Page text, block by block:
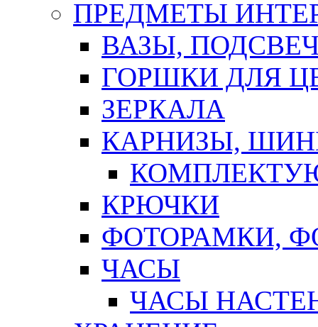
ПРЕДМЕТЫ
ВАЗЫ,
ГОРШКИ ДЛЯ
ЗЕРКАЛА
КАРНИЗЫ,
КРЮЧКИ
ФОТОРАМКИ,
ЧАСЫ
ЧАСЫ